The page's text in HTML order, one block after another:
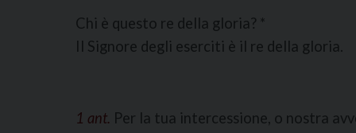
Chi è questo re della gloria? *
Il Signore degli eserciti è il re della gloria.
1 ant. Per la tua intercessione, o nostra